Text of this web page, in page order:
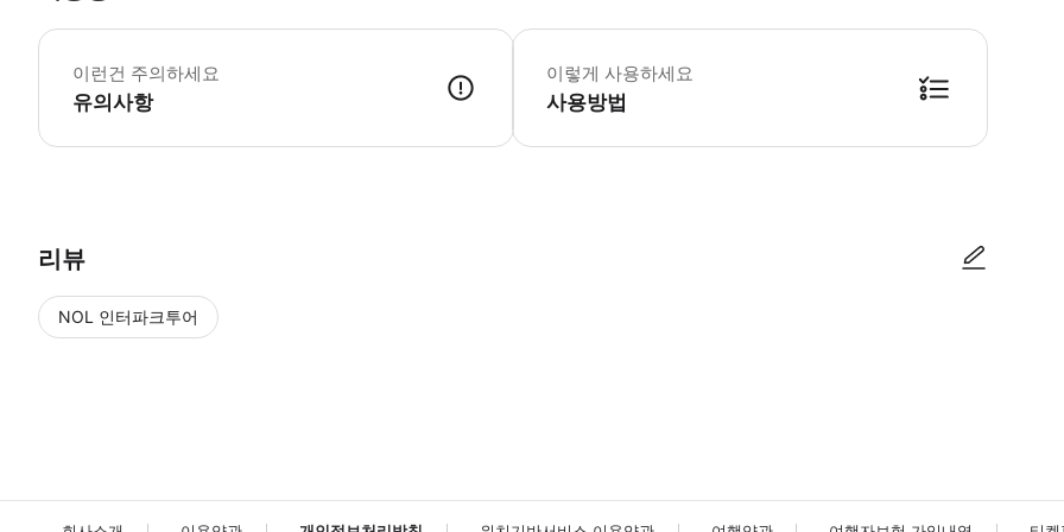
이런건 주의하세요
유의사항
▶ 꼭 알아두세요 * 이 투어는 임산부 및 등이나 거동에 문제가 있는 사람들에
이렇게 사용하세요
사용방법
리뷰
NOL 인터파크투어